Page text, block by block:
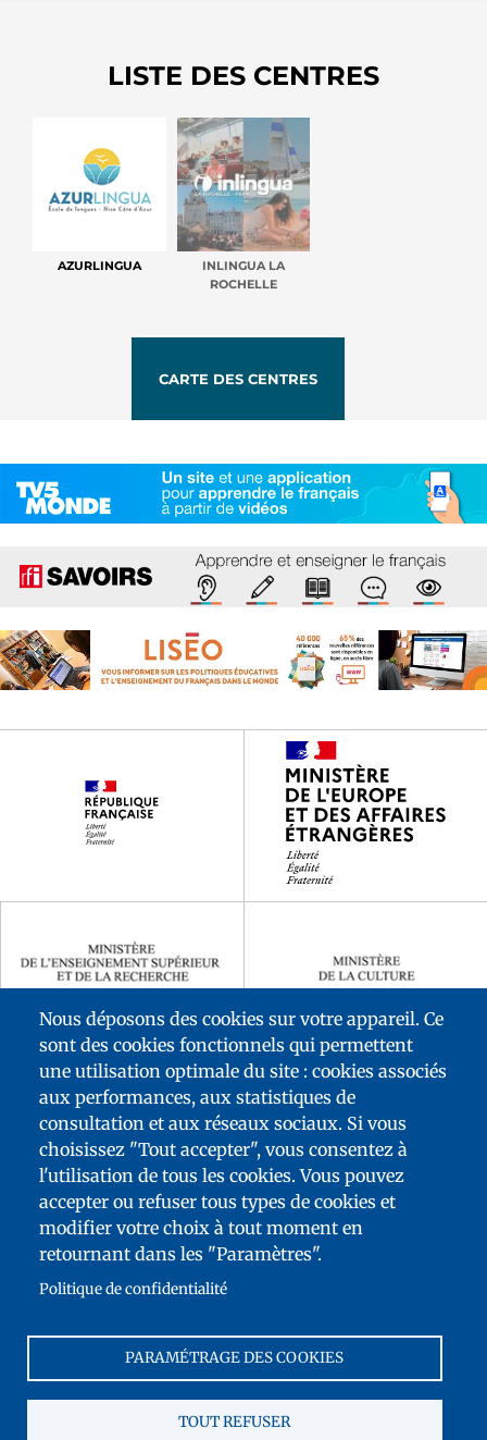
LISTE DES CENTRES
AZURLINGUA
INLINGUA LA
ROCHELLE
CARTE DES CENTRES
FOOTER
MENUPLAN DU SITE
ACCESSIBILITÉ : NON CONFORME
MENTIONS LÉGALES
FRANCE ÉDUCATION INTERNATIONAL
Nous déposons des cookies sur votre appareil. Ce
sont des cookies fonctionnels qui permettent
une utilisation optimale du site : cookies associés
aux performances, aux statistiques de
consultation et aux réseaux sociaux. Si vous
choisissez "Tout accepter", vous consentez à
l'utilisation de tous les cookies. Vous pouvez
accepter ou refuser tous types de cookies et
modifier votre choix à tout moment en
retournant dans les "Paramètres".
Politique de confidentialité
PARAMÉTRAGE DES COOKIES
TOUT REFUSER